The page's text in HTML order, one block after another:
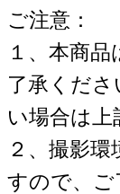
ご注意：
１、本商
了承くだ
い場合は
２、撮影
すので、